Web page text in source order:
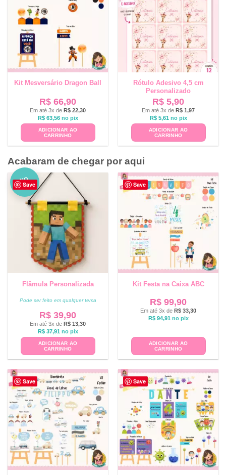
Kit Mesversário Dragon Ball
R$ 66,90
Em até 3x de R$ 22,30
R$63,56 no pix
ADICIONAR AO
CARRINHO
Rótulo Adesivo 4,5 cm
Personalizado
R$ 5,90
Em até 3x de R$ 1,97
R$5,61 no pix
ADICIONAR AO
CARRINHO
Acabaram de chegar por aqui
Save
NO
VO
Flâmula Personalizada
Pode ser feito em qualquer tema
R$ 39,90
Em até 3x de R$ 13,30
R$37,91 no pix
ADICIONAR AO
CARRINHO
Save
Kit Festa na Caixa ABC
R$ 99,90
Em até 3x de R$ 33,30
R$94,91 no pix
ADICIONAR AO
CARRINHO
Save Save